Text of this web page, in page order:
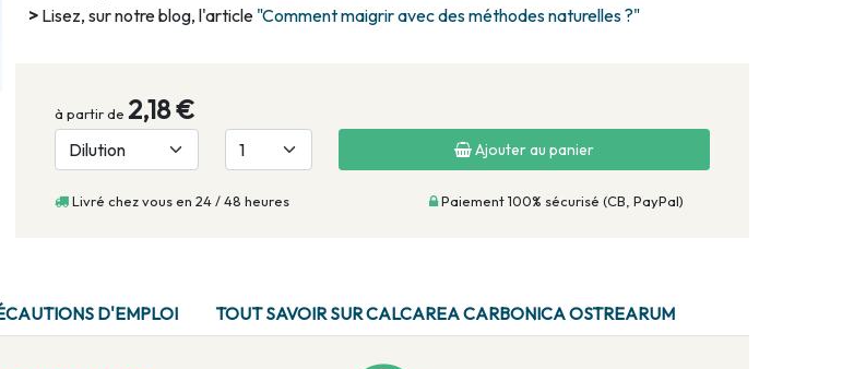
> Lisez, sur notre blog, l'article "Comment maigrir avec des méthodes naturelles ?"
à partir de 2,18 €
Ajouter au panier
Livré chez vous en 24 / 48 heures Paiement 100% sécurisé (CB, PayPal)
D'EMPLOI TOUT SAVOIR SUR CALCAREA CARBONICA OSTREARUM